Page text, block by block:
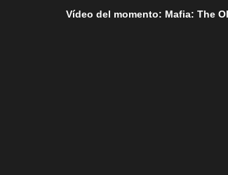
Vídeo del momento: Mafia: The